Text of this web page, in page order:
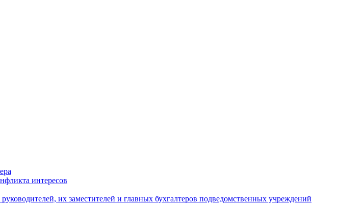
интересов
их заместителей и главных бухгалтеров подведомственных учреждений